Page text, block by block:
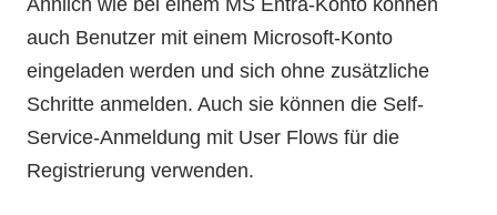
Ähnlich wie bei einem MS Entra-Konto können
auch Benutzer mit einem Microsoft-Konto
eingeladen werden und sich ohne zusätzliche
Schritte anmelden. Auch sie können die Self-
Service-Anmeldung mit User Flows für die
Registrierung verwenden.